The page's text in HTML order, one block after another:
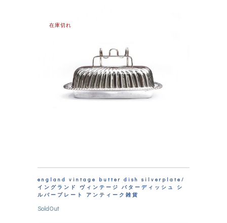
在庫切れ
england vintage butter dish silverplate/
イングランド ヴィンテージ バターディッシュ シ
ルバープレート アンティーク雑貨
SoldOut